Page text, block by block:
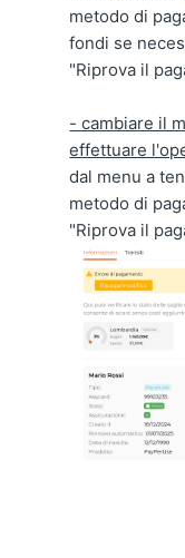
metodo di
fondi se
"Riprova il
- cambiare il
effettuare
dal menu a
metodo di
"Riprova il